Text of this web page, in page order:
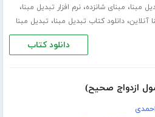
مبنا، مبنای شانزده،نرم افزار تبدیل مبنا،
آنلاین،دانلود کتاب تبدیل مبنا، تبدیل مبنا
دانلود کتاب
ازدواج صحیح)